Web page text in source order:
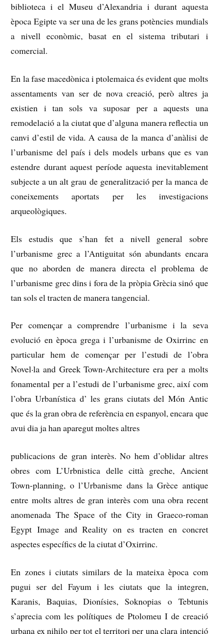
biblioteca i el Museu d’Alexandria i durant aquesta
època Egipte va ser una de les grans potències mundials
a nivell econòmic, basat en el sistema tributari i
comercial.
En la fase macedònica i ptolemaica és evident que molts
assentaments van ser de nova creació, però altres ja
existien i tan sols va suposar per a aquests una
remodelació a la ciutat que d’alguna manera reflectia un
canvi d’estil de vida. A causa de la manca d’anàlisi de
l’urbanisme del país i dels models urbans que es van
estendre durant aquest període aquesta inevitablement
subjecte a un alt grau de generalització per la manca de
coneixements aportats per les investigacions
arqueològiques.
Els estudis que s’han fet a nivell general sobre
l’urbanisme grec a l’Antiguitat són abundants encara
que no aborden de manera directa el problema de
l’urbanisme grec dins i fora de la pròpia Grècia sinó que
tan sols el tracten de manera tangencial.
Per començar a comprendre l’urbanisme i la seva
evolució en època grega i l’urbanisme de Oxirrinc en
particular hem de començar per l’estudi de l’obra
Novel·la and Greek Town-Architecture era per a molts
fonamental per a l’estudi de l’urbanisme grec, així com
l’obra Urbanística d’les grans ciutats del Món Antic
que és la gran obra de referència en espanyol, encara que
avui dia ja han aparegut moltes altres
publicacions de gran interès.No hem d’oblidar altres
obres com L’Urbnistica delle città greche, Ancient
Town-planning, o l’Urbanisme dans la Grèce antique
entre molts altres de gran interès com una obra recent
anomenada The Space of the City in Graeco-roman
Egypt Image and Reality on es tracten en concret
aspectes específics de la ciutat d’Oxirrinc.
En zones i ciutats similars de la mateixa època com
pugui ser del Fayum i les ciutats que la integren,
Karanis, Baquias, Dionísies, Soknopias o Tebtunis
s’aprecia com les polítiques de Ptolomeu I de creació
urbana ex nihilo per tot el territori per una clara intenció